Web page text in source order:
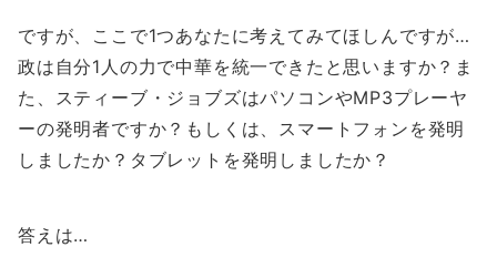
ですが、ここで1つあなたに考えてみてほしんですが…
政は自分1人の力で中華を統一できたと思いますか？ま
た、スティーブ・ジョブズはパソコンやMP3プレーヤ
ーの発明者ですか？もしくは、スマートフォンを発明
しましたか？タブレットを発明しましたか？
答えは…